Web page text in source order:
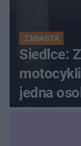
Z MIASTA
Siedlce:
jedna